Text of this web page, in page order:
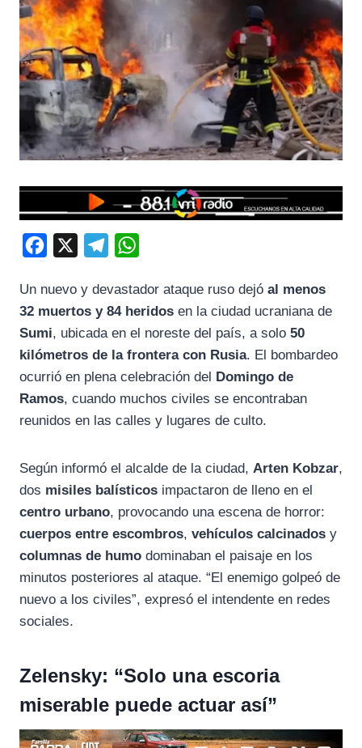
c
e
b
k
l
e
g
m
a
t
s
p
Un nuevo y devastador ataque ruso dejó al menos
32 muertos y 84 heridos en la ciudad ucraniana de
Sumi, ubicada en el noreste del país, a solo 50
kilómetros de la frontera con Rusia. El bombardeo
ocurrió en plena celebración del Domingo de
Ramos, cuando muchos civiles se encontraban
reunidos en las calles y lugares de culto.
Según informó el alcalde de la ciudad, Arten Kobzar,
dos misiles balísticos impactaron de lleno en el
centro urbano, provocando una escena de horror:
cuerpos entre escombros, vehículos calcinados y
columnas de humo dominaban el paisaje en los
minutos posteriores al ataque. “El enemigo golpeó de
nuevo a los civiles”, expresó el intendente en redes
sociales.
Zelensky: “Solo una escoria
miserable puede actuar así”